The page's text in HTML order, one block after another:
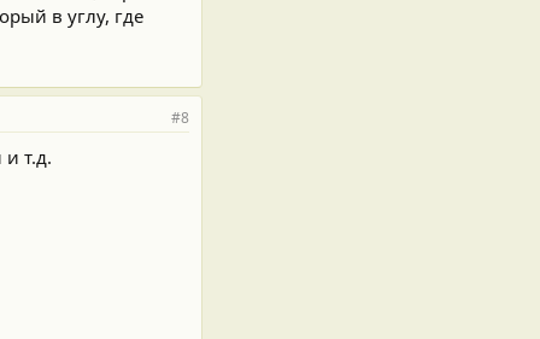
в углу, где
#8
т.д.